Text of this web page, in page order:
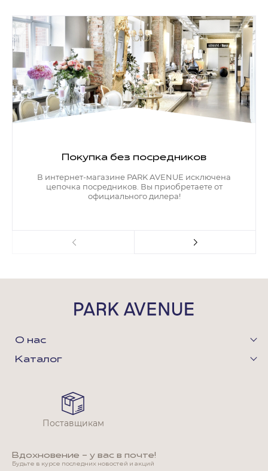
Покупка без посредников
В интернет-магазине PARK AVENUE исключена
цепочка посредников. Вы приобретаете от
официального дилера!
О нас
Каталог
Вдохновение - у вас в почте!
Будьте в курсе последних новостей и акций
Поставщикам